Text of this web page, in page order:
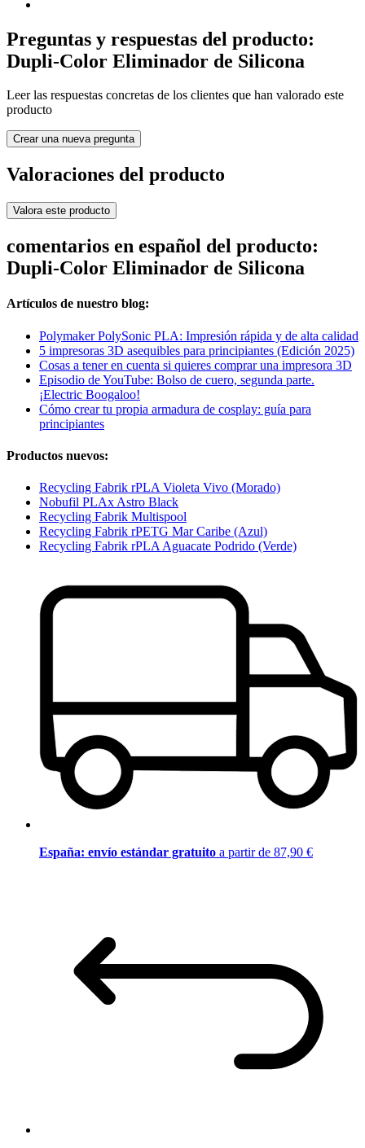
Preguntas y respuestas del producto:
Dupli-Color Eliminador de Silicona
Leer las respuestas concretas de los clientes que han valorado este
producto
Crear una nueva pregunta
Valoraciones del producto
Valora este producto
comentarios en español del producto:
Dupli-Color Eliminador de Silicona
Artículos de nuestro blog:
Polymaker PolySonic PLA: Impresión rápida y de alta calidad
5 impresoras 3D asequibles para principiantes (Edición 2025)
Cosas a tener en cuenta si quieres comprar una impresora 3D
Episodio de YouTube: Bolso de cuero, segunda parte.
¡Electric Boogaloo!
Cómo crear tu propia armadura de cosplay: guía para
principiantes
Productos nuevos:
Recycling Fabrik rPLA Violeta Vivo (Morado)
Nobufil PLAx Astro Black
Recycling Fabrik Multispool
Recycling Fabrik rPETG Mar Caribe (Azul)
Recycling Fabrik rPLA Aguacate Podrido (Verde)
España: envío estándar gratuito a partir de 87,90 €